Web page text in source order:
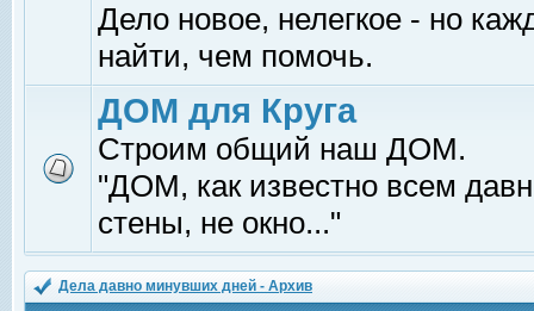
Дело новое, нелегкое - но
найти, чем помочь.
ДОМ для Круга
Строим общий наш ДОМ.
"ДОМ, как известно всем
стены, не окно..."
Дела давно минувших дней - Архив